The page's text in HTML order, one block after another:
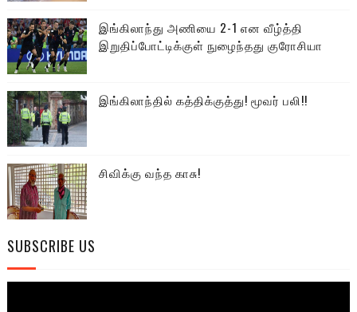
இங்கிலாந்து அணியை 2-1 என வீழ்த்தி
இறுதிப்போட்டிக்குள் நுழைந்தது குரோசியா
இங்கிலாந்தில் கத்திக்குத்து! மூவர் பலி!!
சிவிக்கு வந்த காசு!
SUBSCRIBE US